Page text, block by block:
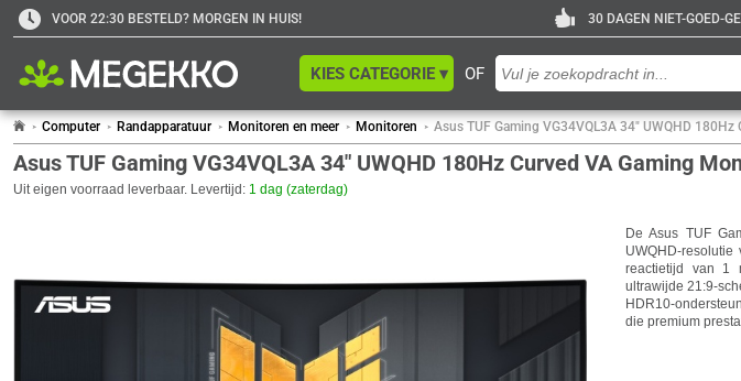
VOOR 22:30 BESTELD? MORGEN IN HUIS! 30 DAGEN NIET-GOED-
OF
KIES CATEGORIE ▾
Computer Randapparatuur Monitoren en meer Monitoren Asus TUF Gaming VG34VQL3A 34" UWQHD
Asus TUF Gaming VG34VQL3A 34" UWQHD 180Hz Curved VA Gaming
Uit eigen voorraad leverbaar. Levertijd: 1 dag (zaterdag)
De Asus TUF
UWQHD-
reactietijd van 1
ultrawijde 21:9-
HDR10-
die premium